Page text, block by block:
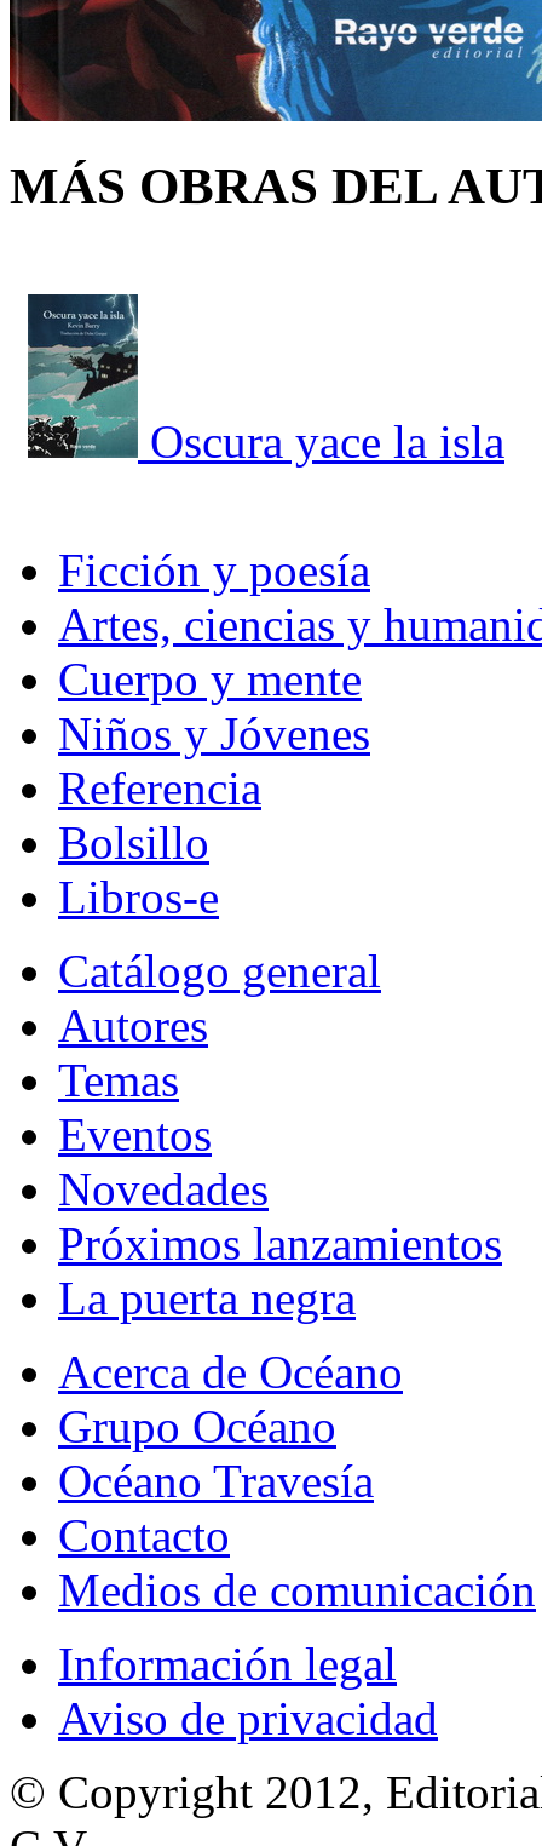
MÁS OBRAS DEL
Oscura yace la isla
Ficción y poesía
Artes, ciencias y
Cuerpo y mente
Niños y Jóvenes
Referencia
Bolsillo
Libros-e
Catálogo general
Autores
Temas
Eventos
Novedades
Próximos lanzamientos
La puerta negra
Acerca de Océano
Grupo Océano
Océano Travesía
Contacto
Medios de comunicación
Información legal
Aviso de privacidad
© Copyright 2012,